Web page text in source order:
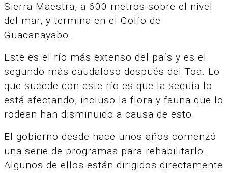
Sierra Maestra, a 600 metros sobre el nivel
del mar, y termina en el Golfo de
Guacanayabo.
Este es el río más extenso del país y es el
segundo más caudaloso después del Toa. Lo
que sucede con este río es que la sequía lo
está afectando, incluso la flora y fauna que lo
rodean han disminuido a causa de esto.
El gobierno desde hace unos años comenzó
una serie de programas para rehabilitarlo.
Algunos de ellos están dirigidos directamente